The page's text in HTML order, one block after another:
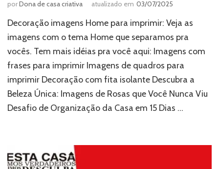
porDona de casa criativa atualizado em 03/07/2025
Decoração imagens Home para imprimir: Veja as
imagens com o tema Home que separamos pra
vocês. Tem mais idéias pra você aqui: Imagens com
frases para imprimir Imagens de quadros para
imprimir Decoração com fita isolante Descubra a
Beleza Única: Imagens de Rosas que Você Nunca Viu
Desafio de Organização da Casa em 15 Dias …